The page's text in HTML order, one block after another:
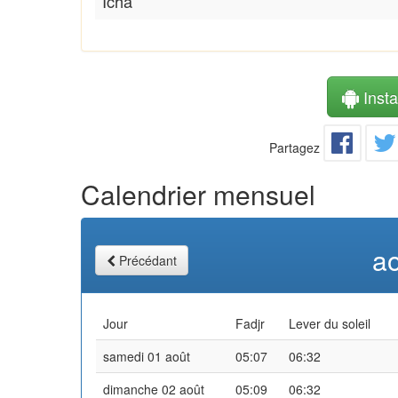
Partagez
Calendrier mensuel
Précédant
Jour Fadjr
Lever du soleil
samedi 01 août
05:07
06:32
dimanche 02 août
05:09 06:32